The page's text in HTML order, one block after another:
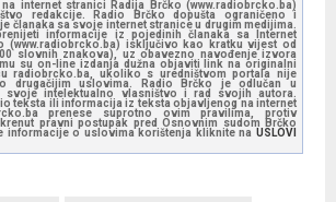
internet stranici Radija Brčko (www.radiobrcko.ba)
redakcije. Radio Brčko dopušta ograničeno i
članaka sa svoje internet stranice u drugim medijima.
informacije iz pojedinih članaka sa Internet
(www.radiobrcko.ba) isključivo kao kratku vijest od
slovnih znakova), uz obavezno navođenje izvora
su on-line izdanja dužna objaviti link na originalni
radiobrcko.ba, ukoliko s uredništvom portala nije
drugačijim uslovima. Radio Brčko je odlučan u
svoje intelektualno vlasništvo i rad svojih autora.
teksta ili informacija iz teksta objavljenog na internet
prenese suprotno ovim pravilima, protiv
pravni postupak pred Osnovnim sudom Brčko
informacije o uslovima korištenja kliknite na USLOVI